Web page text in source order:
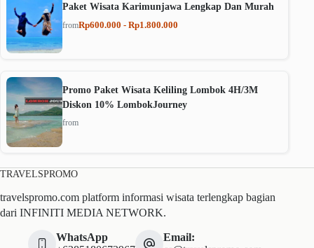
Paket Wisata Karimunjawa Lengkap Dan Murah
fromRp600.000 - Rp1.800.000
Promo Paket Wisata Keliling Lombok 4H/3M
Diskon 10% LombokJourney
from
TRAVELSPROMO
travelspromo.com platform informasi wisata terlengkap bagian
dari INFINITI MEDIA NETWORK.
WhatsApp
Email: